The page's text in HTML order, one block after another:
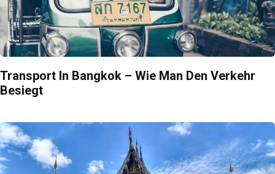
Transport In Bangkok – Wie Man Den Verkehr
Besiegt